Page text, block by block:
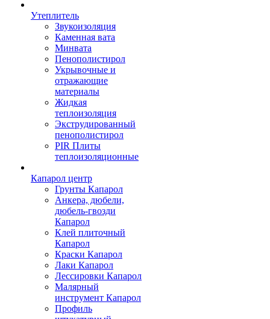
Утеплитель
Звукоизоляция
Каменная вата
Минвата
Пенополистирол
Укрывочные и
отражающие
материалы
Жидкая
теплоизоляция
Экструдированный
пенополистирол
PIR Плиты
теплоизоляционные
Капарол центр
Грунты Капарол
Анкера, дюбели,
дюбель-гвозди
Капарол
Клей плиточный
Капарол
Краски Капарол
Лаки Капарол
Лессировки Капарол
Малярный
инструмент Капарол
Профиль